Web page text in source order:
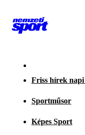
Friss hírek napi
Sportműsor
Képes Sport